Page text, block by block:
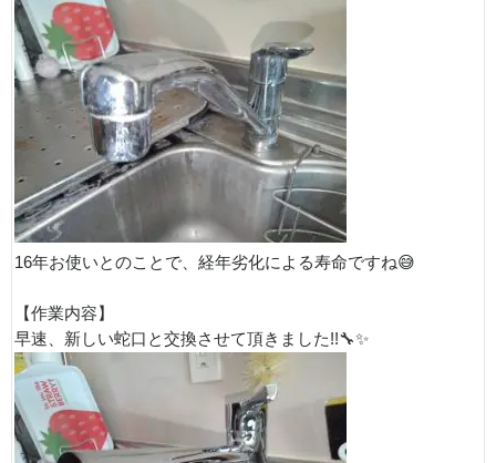
16年お使いとのことで、経年劣化による寿命ですね😅
【作業内容】
早速、新しい蛇口と交換させて頂きました!!🔧✨